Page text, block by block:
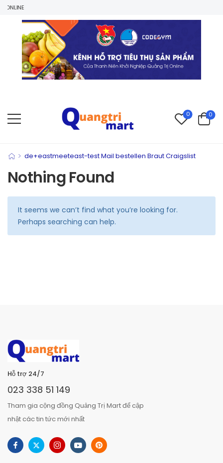
0 0
> de+eastmeeteast-test Mail bestellen Braut Craigslist
Nothing Found
It seems we can’t find what you’re looking for.
Perhaps searching can help.
Hỗ trợ 24/7
023 338 51 149
Tham gia cộng đồng Quảng Trị Mart để cập
nhật các tin tức mới nhất